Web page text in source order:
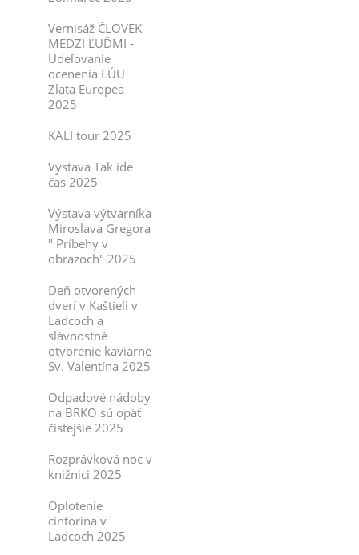
Vernisáž ČLOVEK
MEDZI ĽUĎMI -
Udeľovanie
ocenenia EÚU
Zlata Europea
2025
KALI tour 2025
Výstava Tak ide
čas 2025
Výstava výtvarníka
Miroslava Gregora
" Príbehy v
obrazoch" 2025
Deň otvorených
dverí v Kaštieli v
Ladcoch a
slávnostné
otvorenie kaviarne
Sv. Valentína 2025
Odpadové nádoby
na BRKO sú opäť
čistejšie 2025
Rozprávková noc v
knižnici 2025
Oplotenie
cintorína v
Ladcoch 2025